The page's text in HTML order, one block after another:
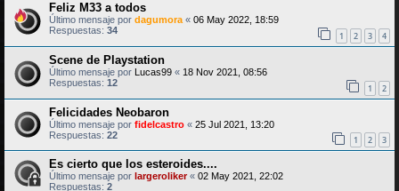
Feliz M33 a todos
Último mensaje por dagumora « 06 May 2022, 18:59
Respuestas: 34 1 2 3 4
Scene de Playstation
Último mensaje por Lucas99 « 18 Nov 2021, 08:56
Respuestas: 12 1 2
Felicidades Neobaron
Último mensaje por fidelcastro « 25 Jul 2021, 13:20
Respuestas: 22 1 2 3
Es cierto que los esteroides....
Último mensaje por largeroliker« 02 May 2021, 22:02
Respuestas: 2